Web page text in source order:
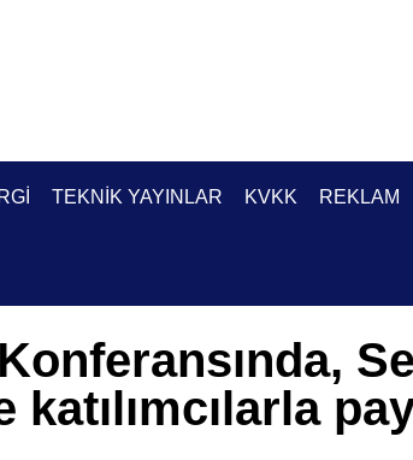
TEKNIK YAYINLAR KVKK REKLAM